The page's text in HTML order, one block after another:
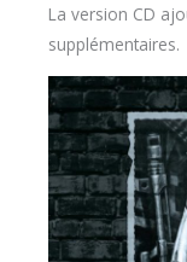
La version CD
supplémentaires.